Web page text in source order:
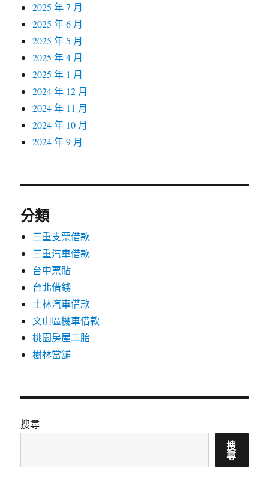
2025 年 7 月
2025 年 6 月
2025 年 5 月
2025 年 4 月
2025 年 1 月
2024 年 12 月
2024 年 11 月
2024 年 10 月
2024 年 9 月
分類
三重支票借款
三重汽車借款
台中票貼
台北借錢
士林汽車借款
文山區機車借款
桃園房屋二胎
樹林當舖
搜尋
搜
尋